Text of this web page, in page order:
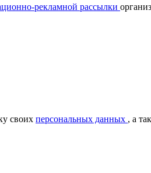
рекламной рассылки
своих персональных данных , а